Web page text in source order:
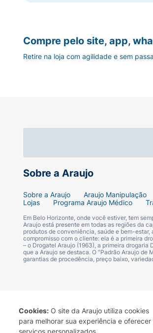
Cookies: O site da Araujo utiliza cookies
para melhorar sua experiência e oferecer
serviços personalizados.
Formato Anatômico em
Dicas de Uso:
Sobre a Araujo
Sobre a Araujo Araujo Manipulação
Lojas
Programa Araujo Médico
Em Belo Horizonte, onde você estiver, tem
Araujo está presente em todas as regiões da
produtos de conveniência, saúde e bem-estar,
compromisso com o cliente: ela é a primeira
– o Drogatel Araujo (1963), a primeira
que a Araujo se destaca. O “Padrão Araujo
garantias de procedência, preço baixo,
Compre pelo site, app,
Retire na loja com agilidade e sem
Termo de Uso Portal da Privacidade